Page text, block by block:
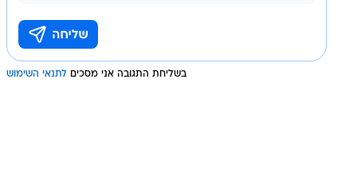
בשליחת התגובה אני מסכים לתנאי השימוש